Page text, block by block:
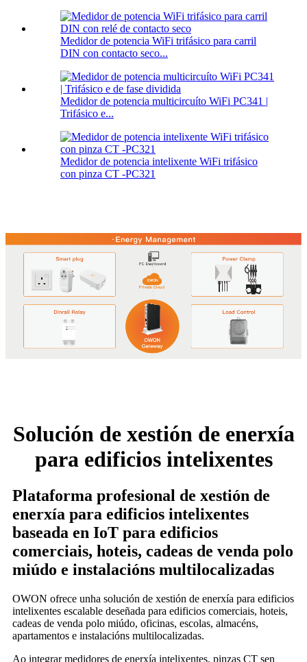
Medidor de potencia WiFi trifásico para carril
DIN con contacto seco...
Medidor de potencia multicircuíto WiFi PC341 |
Trifásico e...
Medidor de potencia intelixente WiFi trifásico
con pinza CT -PC321
Solución de xestión de enerxía
para edificios intelixentes
Plataforma profesional de xestión de
enerxía para edificios intelixentes
baseada en IoT para edificios
comerciais, hoteis, cadeas de venda polo
miúdo e instalacións multilocalizadas
OWON ofrece unha solución de xestión de enerxía para edificios
intelixentes escalable deseñada para edificios comerciais, hoteis,
cadeas de venda polo miúdo, oficinas, escolas, almacéns,
apartamentos e instalacións multilocalizadas.
Ao integrar medidores de enerxía intelixentes, pinzas CT sen